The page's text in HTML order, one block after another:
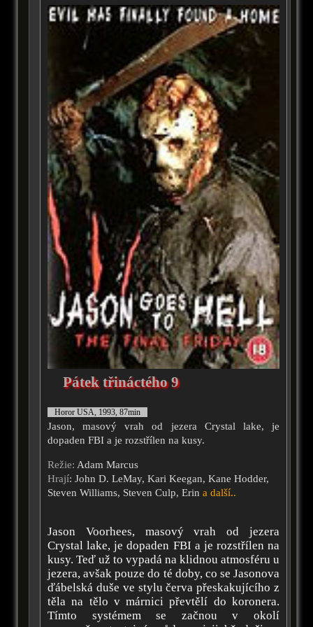
Pátek třináctého 9
Horor USA, 1993, 87min
Jason, masový vrah od jezera Crystal lake, je
dopaden FBI a je rozstřílen na kusy.
Režie: Adam Marcus
Hrají: John D. LeMay, Kari Keegan, Kane Hodder,
Steven Williams, Steven Culp, Erin a další..
Jason Voorhees, masový vrah od jezera
Crystal lake, je dopaden FBI a je rozstřílen na
kusy. Teď už to vypadá na klidnou atmosféru u
jezera, avšak pouze do té doby, co se Jasonova
ďábelská duše ve stylu červa přeskakujícího z
těla na tělo v márnici převtělí do koronera.
Tímto systémem se začnou v okolí